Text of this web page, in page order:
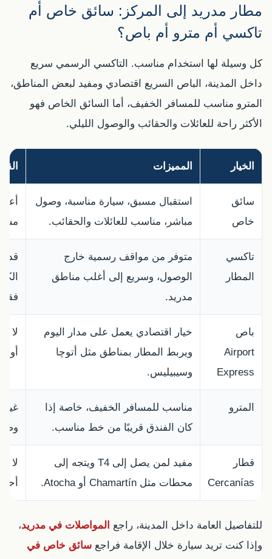
مطار مدريد إلى المركز: سائق خاص أم
تاكسي أم مترو أم باص؟
كل وسيلة لها استخدام مناسب. التاكسي الرسمي سريع
داخل المدينة، الباص السريع اقتصادي ومفيد لبعض المناطق،
المترو مناسب للمسافر الخفيف، أما السائق الخاص فهو
الأكثر راحة للعائلات والحقائب والوصول الليلي.
الخيار المميزات
سائق
خاص
استقبال مسبق، سيارة مناسبة، وصول
مباشر، مناسب للعائلات والحقائب.
تاكسي
المطار
متوفر من مواقف رسمية خارج
الوصول، وسريع إلى أغلب مناطق
مدريد.
قد
باص
Airport
Express
خيار اقتصادي يعمل على مدار اليوم
ويربط المطار بمناطق مثل أتوچا
وسيبيليس.
لا
أو
المترو
مناسب للمسافر الخفيف، خاصة إذا
كان الفندق قريبًا من خط مناسب.
غير
قطار
Cercanías
مفيد لمن يصل إلى T4 ويتجه إلى
محطات مثل Chamartín أو Atocha.
لا
للتفاصيل العامة داخل المدينة، راجع المواصلات في مدريد،
وإذا كنت تريد سيارة خلال الإقامة فراجع سائق خاص في